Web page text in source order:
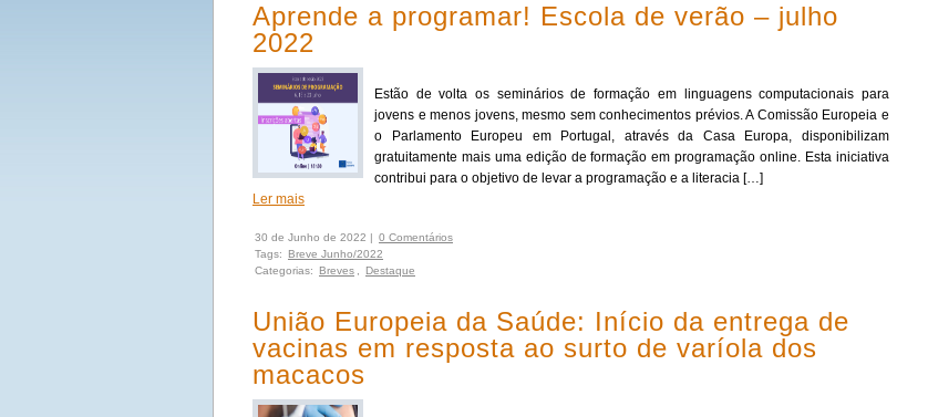
Aprende a programar! Escola de verão – julho
2022
Estão de volta os seminários de formação em linguagens computacionais para
jovens e menos jovens, mesmo sem conhecimentos prévios. A Comissão Europeia e
o Parlamento Europeu em Portugal, através da Casa Europa, disponibilizam
gratuitamente mais uma edição de formação em programação online. Esta iniciativa
contribui para o objetivo de levar a programação e a literacia […]
Ler mais
30 de Junho de 2022 | 0 Comentários
Tags:
Breve Junho/2022
Categorias:
Breves Destaque
União Europeia da Saúde: Início da entrega de
vacinas em resposta ao surto de varíola dos
macacos